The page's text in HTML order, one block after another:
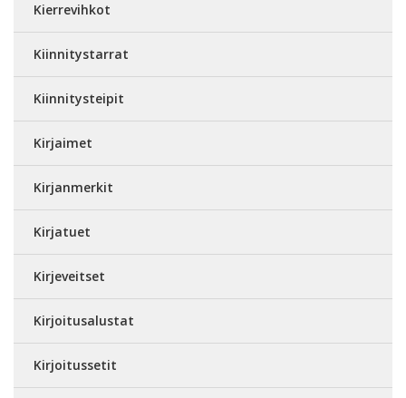
Kierrevihkot
Kiinnitystarrat
Kiinnitysteipit
Kirjaimet
Kirjanmerkit
Kirjatuet
Kirjeveitset
Kirjoitusalustat
Kirjoitussetit